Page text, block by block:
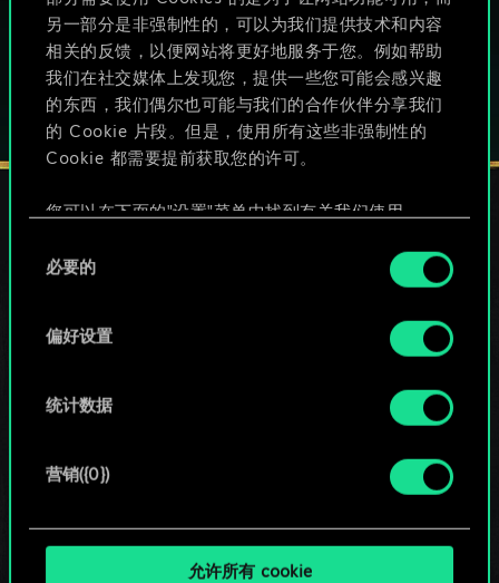
另一部分是非强制性的，可以为我们提供技术和内容
相关的反馈，以便网站将更好地服务于您。例如帮助
我们在社交媒体上发现您，提供一些您可能会感兴趣
的东西，我们偶尔也可能与我们的合作伙伴分享我们
的 Cookie 片段。但是，使用所有这些非强制性的
Cookie 都需要提前获取您的许可。
您可以在下面的"设置"菜单中找到有关我们使用
好。一旦您了解了其中的内容并准备好继续，请点
必要的
偏好设置
统计数据
营销({0})
允许所有 cookie
PC端免费下载游玩